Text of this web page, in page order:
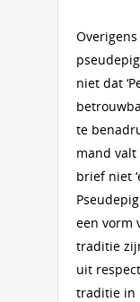
niet dat
te
mand valt
brief niet
een vorm
traditie
uit
traditie in